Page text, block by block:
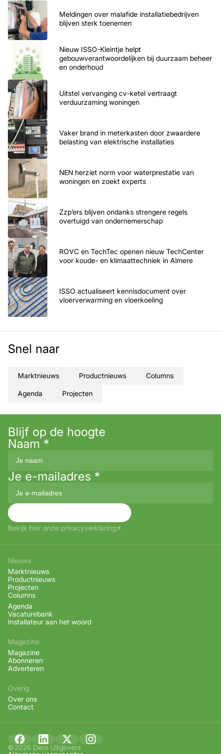
Meldingen over malafide installatiebedrijven
blijven sterk toenemen
Nieuw ISSO-Kleintje helpt
gebouwverantwoordelijken bij duurzaam beheer
en onderhoud
Uitstel vervanging cv-ketel vertraagt
verduurzaming woningen
Vaker brand in meterkasten door zwaardere
belasting van elektrische installaties
NEN herziet norm voor waterprestatie van
woningen en zoekt experts
Zzp’ers blijven ondanks strengere regels
overtuigd van ondernemerschap
ROVC en TechTec openen nieuw TechCenter
voor koude- en klimaattechniek in Almere
ISSO actualiseert kennisdocument over
vloerverwarming en vloerkoeling
Snel naar
Marktnieuws Productnieuws Columns
Agenda Projecten
Blijf op de hoogte
Naam *
Je e-mailadres *
Bekijk hier onze privacyverklaring
Nieuws
Marktnieuws
Productnieuws
Projecten
Columns
Agenda
Vacaturebank
Installateur aan het woord
Magazine
Magazine
Abonneren
Adverteren
Overig
Over ons
Contact
©2026 Dero Uitgevers